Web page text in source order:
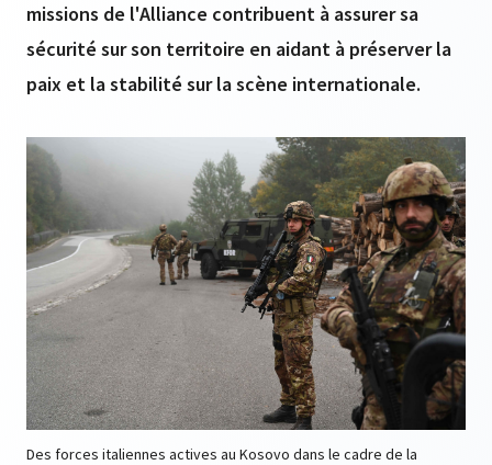
missions de l'Alliance contribuent à assurer sa
sécurité sur son territoire en aidant à préserver la
paix et la stabilité sur la scène internationale.
Des forces italiennes actives au Kosovo dans le cadre de la